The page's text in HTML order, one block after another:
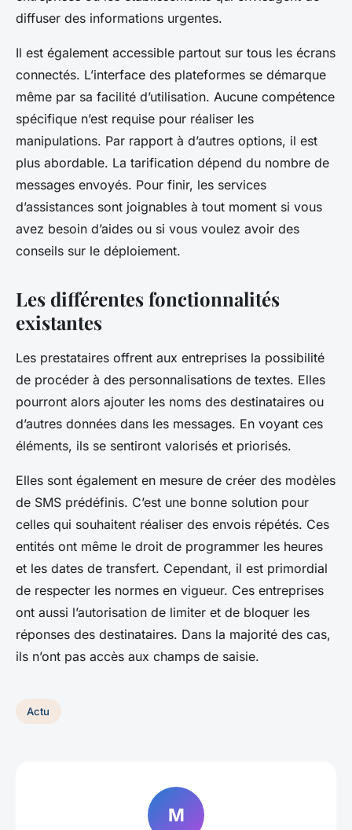
diffuser des informations urgentes.
Il est également accessible partout sur tous les écrans
connectés. L’interface des plateformes se démarque
même par sa facilité d’utilisation. Aucune compétence
spécifique n’est requise pour réaliser les
manipulations. Par rapport à d’autres options, il est
plus abordable. La tarification dépend du nombre de
messages envoyés. Pour finir, les services
d’assistances sont joignables à tout moment si vous
avez besoin d’aides ou si vous voulez avoir des
conseils sur le déploiement.
Les différentes fonctionnalités
existantes
Les prestataires offrent aux entreprises la possibilité
de procéder à des personnalisations de textes. Elles
pourront alors ajouter les noms des destinataires ou
d’autres données dans les messages. En voyant ces
éléments, ils se sentiront valorisés et priorisés.
Elles sont également en mesure de créer des modèles
de SMS prédéfinis. C’est une bonne solution pour
celles qui souhaitent réaliser des envois répétés. Ces
entités ont même le droit de programmer les heures
et les dates de transfert. Cependant, il est primordial
de respecter les normes en vigueur. Ces entreprises
ont aussi l’autorisation de limiter et de bloquer les
réponses des destinataires. Dans la majorité des cas,
ils n’ont pas accès aux champs de saisie.
Actu
M